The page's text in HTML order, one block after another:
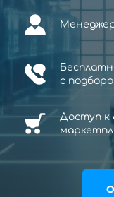
с
Доступ к